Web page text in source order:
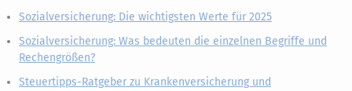
Sozialversicherung: Die wichtigsten Werte für 2025
Sozialversicherung: Was bedeuten die einzelnen Begriffe und
Rechengrößen?
Steuertipps-Ratgeber zu Krankenversicherung und